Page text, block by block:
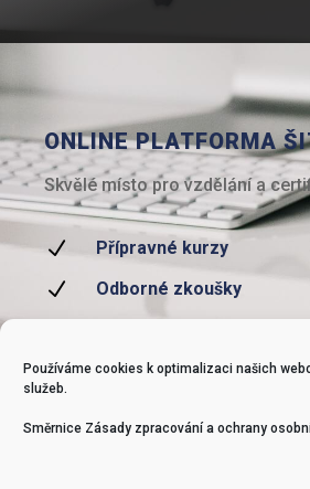
Používáme cookies k optimalizaci našich
služeb.
Směrnice Zásady zpracování a ochrany
ONLINE PLATFORMA
Skvělé místo pro vzdělání a
N Přípravné kurzy
N Odborné zkoušky